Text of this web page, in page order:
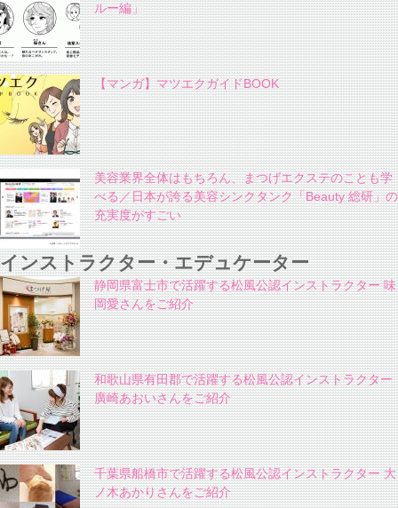
ルー編」
【マンガ】マツエクガイドBOOK
美容業界全体はもちろん、まつげエクステのことも学
べる／日本が誇る美容シンクタンク「Beauty 総研」の
充実度がすごい
インストラクター・エデュケーター
静岡県富士市で活躍する松風公認インストラクター 味
岡愛さんをご紹介
和歌山県有田郡で活躍する松風公認インストラクター
廣崎あおいさんをご紹介
千葉県船橋市で活躍する松風公認インストラクター 大
ノ木あかりさんをご紹介